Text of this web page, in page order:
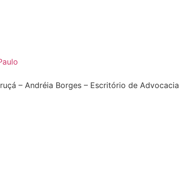
– Andréia Borges – Escritório de Advocacia